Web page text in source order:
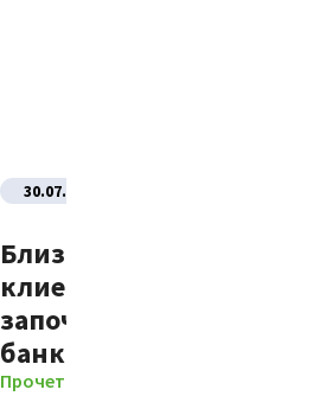
30.07.2026
Близо 70% от новите
клиенти на Банка ДСК
започват отношенията
банката изцяло
Прочети повече